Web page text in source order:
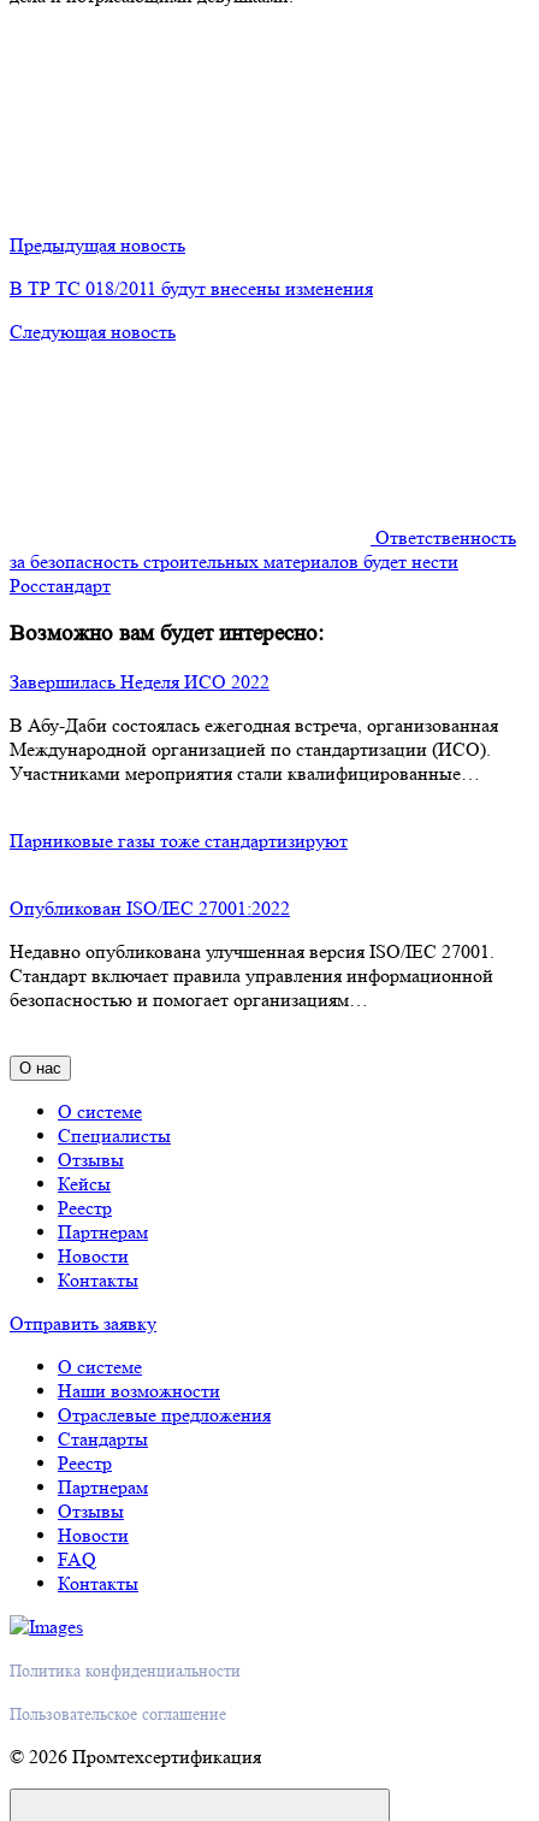
Предыдущая новость
В ТР ТС 018/2011 будут внесены изменения
Следующая новость
Ответственность
за безопасность строительных материалов будет нести
Росстандарт
Возможно вам будет интересно:
Завершилась Неделя ИСО 2022
В Абу-Даби состоялась ежегодная встреча, организованная
Международной организацией по стандартизации (ИСО).
Участниками мероприятия стали квалифицированные…
Парниковые газы тоже стандартизируют
Опубликован ISO/IEC 27001:2022
Недавно опубликована улучшенная версия ISO/IEC 27001.
Стандарт включает правила управления информационной
безопасностью и помогает организациям…
О нас
О системе
Специалисты
Отзывы
Кейсы
Реестр
Партнерам
Новости
Контакты
Отправить заявку
О системе
Наши возможности
Отраслевые предложения
Стандарты
Реестр
Партнерам
Отзывы
Новости
FAQ
Контакты
Политика конфиденциальности
Пользовательское соглашение
© 2026 Промтехсертификация